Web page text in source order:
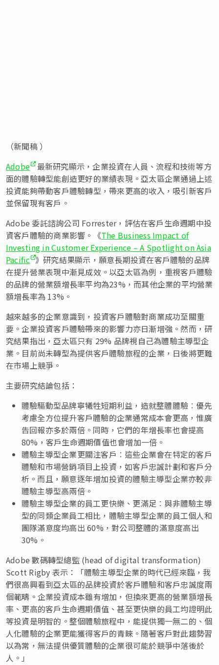
（新聞稿 ）
Adobe 最新研究顯示，企業投資在人員、流程和技術等方
面的體驗轉型能創造更好的業績表現。亞太區企業通過上述
投資能夠帶動客戶體驗轉型，帶來更高的收入，吸引新客戶
並保留現有客戶。
Adobe 委託諮詢公司 Forrester，評估在客戶生命週期中投
資客戶體驗的商業影響。《The Business Impact of
Investing in Customer Experience – A Spotlight on Asia
Pacific 》研究結果顯示，願意長期投資在客戶體驗的品牌
在提升營業表現中漸見成效。以亞太區為例，重視客戶體驗
的品牌的營業額增長率平均為23%，而其他企業的平均營業
額增長率為 13%。
越來越多的企業意識到，投資客戶體驗對商業成功至關重
要。企業投資客戶體驗帶來的影響力亦日漸增強。然而，研
究結果指出，亞太區只有 29% 品牌視自己為體驗主導型企
業。目前尚未轉型為提供客戶體驗旅程的企業，日後將更難
在市場上競爭。
主要研究結論包括：
體驗驅動型品牌寧犧牲短期利益，造就整體體驗︰優先
考慮全方位提升客戶體驗的企業通常成本會更高，惟廣
告回報亦多於兩倍。同時，它們的年增長率也會提高
80%，客戶生命週期價值也會增加一倍。
體驗主導型企業更關注客戶︰這些企業會在特定的客戶
體驗和市場營銷項目上投資，如客戶忠誠計劃和客戶分
析。而且，願意逐年增加投資的體驗主導型企業亦較非
體驗主導型高兩倍。
體驗主導型企業的員工更快樂、更滿足︰與非體驗主導
型的同類企業員工相比，體驗主導型企業的員工個人和
團隊滿意度均高出 60%，對公司整體的滿意度高出
30%。
Adobe 數碼轉型總監 (head of digital transformation)
Scott Rigby 表示：「體驗主導型企業的時代已經來臨，我
們很高興看到亞太區的品牌投資於客戶體驗和客戶忠誠度兩
個範疇。企業投資成本雖有增加，但換來更高的營業額增長
率、更高的客戶生命週期價值、甚至更快樂的員工均證明此
等投資是明智的。整個體驗旅程中，能提供獨一無二的、個
人化體驗的企業更能獲得客戶的青睞。隨著客戶對此趨勢習
以為常，無法提供優質體驗的企業很可能於競爭中落後於
人。」